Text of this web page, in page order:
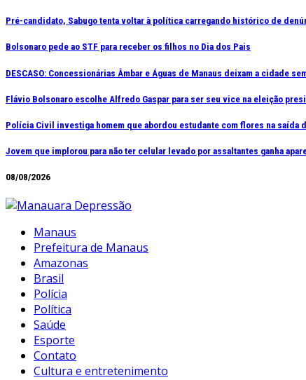
Ir
o
conteúdo
Pré-candidato, Sabugo tenta voltar à política carregando histórico de
Bolsonaro pede ao STF para receber os filhos no Dia dos Pais
DESCASO: Concessionárias Âmbar e Águas de Manaus deixam a cidade
Flávio Bolsonaro escolhe Alfredo Gaspar para ser seu vice na eleição
Polícia Civil investiga homem que abordou estudante com flores na saída
Jovem que implorou para não ter celular levado por assaltantes ganha
08/08/2026
Manaus
Prefeitura de Manaus
Amazonas
Brasil
Polícia
Política
Saúde
Esporte
Contato
Cultura e entretenimento